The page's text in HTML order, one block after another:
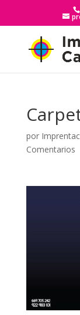
por
Comentarios